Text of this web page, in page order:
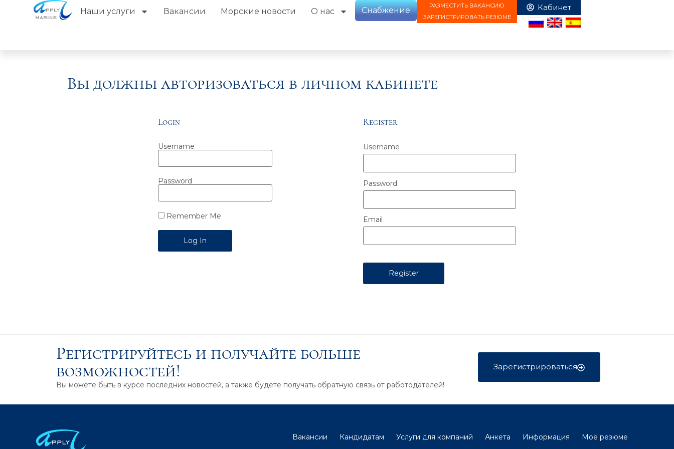
Наши услуги Вакансии Морские новости О нас Снабжение
РАЗМЕСТИТЬ ВАКАНСИЮ
ЗАРЕГИСТРИРОВАТЬ РЕЗЮМЕ
Вы должны авторизоваться в личном кабинете
Login
Username
Password
Remember Me
Register
Username
Password
Email
Регистрируйтесь и получайте больше
возможностей!
Вы можете быть в курсе последних новостей, а также будете получать обратную связь от работодателей!
Зарегистрироваться
Вакансии Кандидатам Услуги для компаний Анкета Информация
Моё резюме